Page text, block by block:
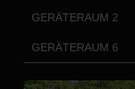
GERÄTERAUM 2
GERÄTERAUM 6